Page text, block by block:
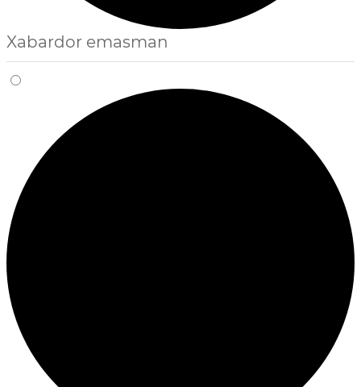
Xabardor emasman